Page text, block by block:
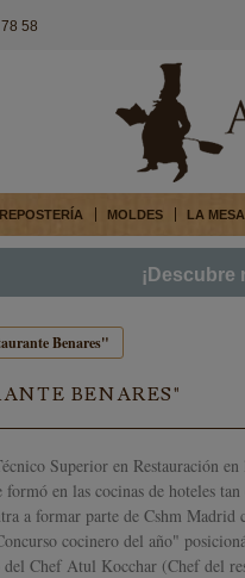
58
REPOSTERÍA MOLDES LA MESA
Benares"
BENARES"
Superior en Restauración
en las cocinas de hoteles
a formar parte de Cshm
cocinero del año"
Chef Atul Kocchar (Chef del